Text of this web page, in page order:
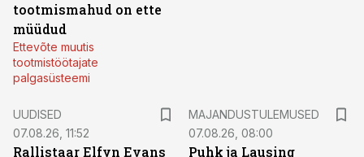
tootmismahud on ette
müüdud
Ettevõte muutis
tootmistöötajate
palgasüsteemi
UUDISED
07.08.26, 11:52
Rallistaar Elfyn Evans
MAJANDUSTULEMUSED
07.08.26, 08:00
Puhk ja Lausing